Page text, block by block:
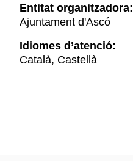
Entitat organitzadora:
Ajuntament d'Ascó
Idiomes d’atenció:
Català, Castellà